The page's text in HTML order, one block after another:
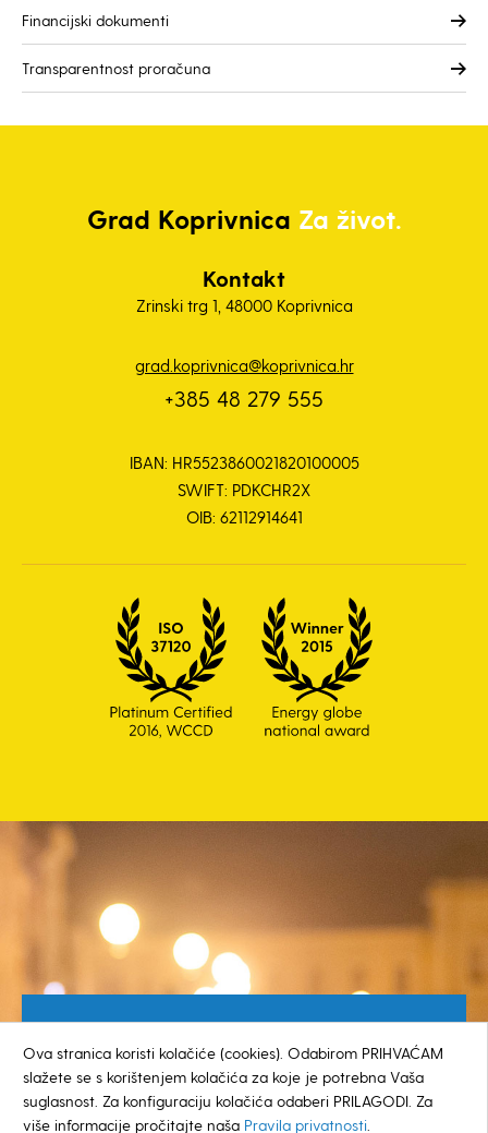
Financijski dokumenti
Transparentnost proračuna
Grad Koprivnica Za život.
Kontakt
Zrinski trg 1, 48000 Koprivnica
grad.koprivnica@koprivnica.hr
+385 48 279 555
IBAN: HR5523860021820100005
SWIFT: PDKCHR2X
OIB: 62112914641
0800 385 048
Ova stranica koristi kolačiće (cookies). Odabirom PRIHVAĆAM
slažete se s korištenjem kolačića za koje je potrebna Vaša
suglasnost. Za konfiguraciju kolačića odaberi PRILAGODI. Za
više informacije pročitajte naša Pravila privatnosti